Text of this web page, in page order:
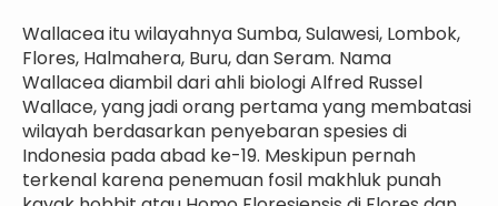
Wallacea itu wilayahnya Sumba, Sulawesi, Lombok,
Flores, Halmahera, Buru, dan Seram. Nama
Wallacea diambil dari ahli biologi Alfred Russel
Wallace, yang jadi orang pertama yang membatasi
wilayah berdasarkan penyebaran spesies di
Indonesia pada abad ke-19. Meskipun pernah
terkenal karena penemuan fosil makhluk punah